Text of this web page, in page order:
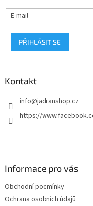
E-mail
PŘIHLÁSIT SE
Kontakt
info@jadranshop.cz
https://
Informace pro vás
Obchodní podmínky
Ochrana osobních údajů